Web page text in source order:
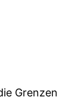
Grenzen